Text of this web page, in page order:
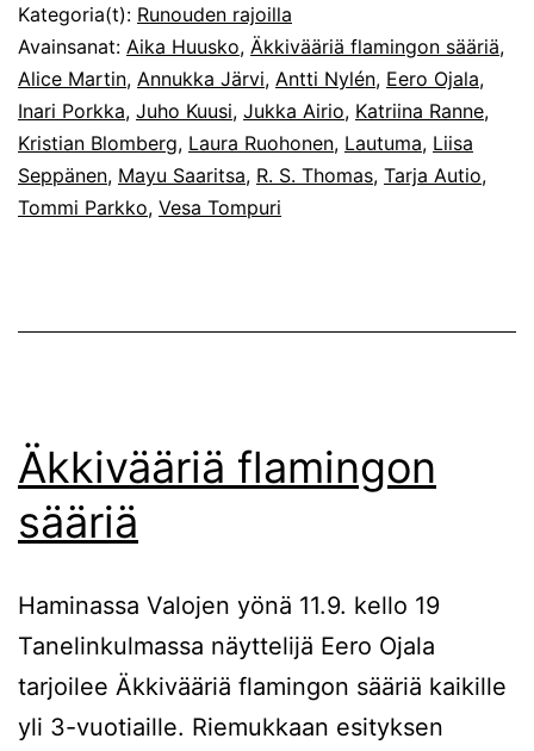
Kategoria(t): Runouden rajoilla
Avainsanat: Aika Huusko, Äkkivääriä flamingon sääriä,
Alice Martin, Annukka Järvi, Antti Nylén, Eero Ojala,
Inari Porkka, Juho Kuusi, Jukka Airio, Katriina Ranne,
Kristian Blomberg, Laura Ruohonen, Lautuma, Liisa
Seppänen, Mayu Saaritsa, R. S. Thomas, Tarja Autio,
Tommi Parkko, Vesa Tompuri
Äkkivääriä flamingon
sääriä
Haminassa Valojen yönä 11.9. kello 19
Tanelinkulmassa näyttelijä Eero Ojala
tarjoilee Äkkivääriä flamingon sääriä kaikille
yli 3-vuotiaille. Riemukkaan esityksen